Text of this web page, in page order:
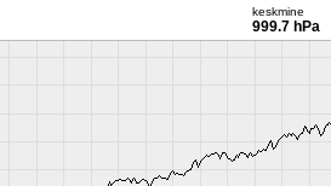
keskmine
999.7 hPa